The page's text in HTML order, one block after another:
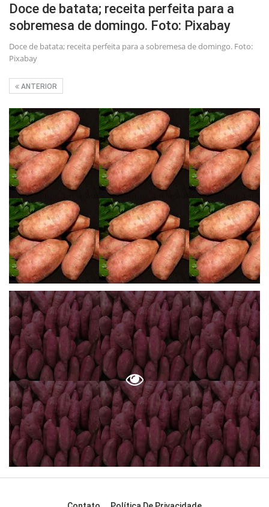
Doce de batata; receita perfeita para a
sobremesa de domingo. Foto: Pixabay
Doce de batata; receita perfeita para a sobremesa de domingo. Foto:
Pixabay
ANTERIOR